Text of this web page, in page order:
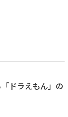
ドラえもん」の